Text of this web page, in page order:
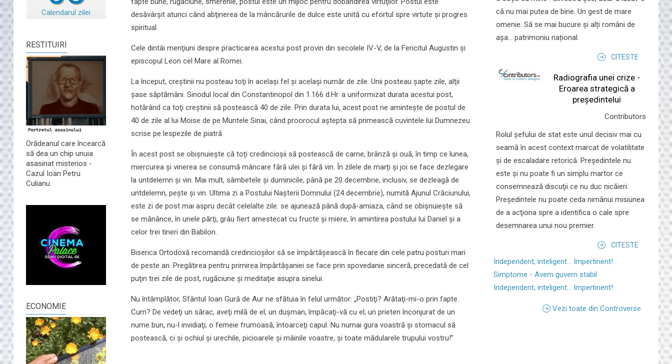
Calendarul zilei
RESTITUIRI
Orădeanul care încearcă
să dea un chip unuia
asasinat misterios -
Cazul Ioan Petru
Culianu
ECONOMIE
desăvârşit atunci când abţinerea de la mâncărurile de dulce este unită cu efortul spre virtute şi progres
spiritual.
Cele dintâi menţiuni despre practicarea acestui post provin din secolele IV-V, de la Fericitul Augustin şi
episcopul Leon cel Mare al Romei.
La început, creştinii nu posteau toţi în acelaşi fel şi acelaşi număr de zile. Unii posteau şapte zile, alţii
şase săptămâni. Sinodul local din Constantinopol din 1.166 d.Hr. a uniformizat durata acestui post,
hotărând ca toţi creştinii să postească 40 de zile. Prin durata lui, acest post ne aminteşte de postul de
40 de zile al lui Moise de pe Muntele Sinai, când proorocul aştepta să primească cuvintele lui Dumnezeu
scrise pe lespezile de piatră.
În acest post se obișnuiește că toți credincioșii să postească de carne, brânză și ouă, în timp ce lunea,
miercurea și vinerea se consumă mâncare fără ulei și fără vin. În zilele de marți și joi se face dezlegare
la untdelemn și vin. Mai mult, sâmbetele și duminicile, până pe 20 decembrie, inclusiv, se dezleagă de
untdelemn, pește și vin. Ultima zi a Postului Naşterii Domnului (24 decembrie), numită Ajunul Crăciunului,
este zi de post mai aspru decât celelalte zile: se ajunează până după-amiaza, când se obişnuieşte să
se mănânce, în unele părţi, grâu fiert amestecat cu fructe şi miere, în amintirea postului lui Daniel şi a
celor trei tineri din Babilon.
Biserica Ortodoxă recomandă credincioşilor să se împărtăşească în fiecare din cele patru posturi mari
de peste an. Pregătirea pentru primirea împărtăşaniei se face prin spovedanie sinceră, precedată de cel
puţin trei zile de post, rugăciune şi meditaţie asupra sinelui.
Nu întâmplător, Sfântul Ioan Gură de Aur ne sfătuia în felul următor: „Postiţi? Arătaţi-mi-o prin fapte.
Cum? De vedeţi un sărac, aveţi milă de el; un duşman, împăcaţi-vă cu el; un prieten înconjurat de un
nume bun, nu-l invidiaţi; o femeie frumoasă, întoarceţi capul. Nu numai gura voastră şi stomacul să
postească, ci şi ochiul şi urechile, picioarele şi mâinile voastre, şi toate mădularele trupului vostru!”
că nu mai putea de bine. Un gest de mare
omenie. Să se mai bucure și alți români de
așa... patrimoniu național.
CITESTE
Radiografia unei crize -
Eroarea strategică a
președintelui
Contributors
Rolul şefului de stat este unul decisiv mai cu
seamă în acest context marcat de volatilitate
şi de escaladare retorică. Preşedintele nu
este şi nu poate fi un simplu martor ce
consemnează discuţii ce nu duc nicăieri.
Preşedintele nu poate ceda nimănui misiunea
de a acţiona spre a identifica o cale spre
desemnarea unui nou premier.
CITESTE
Independent, inteligent... Impertinent!
Simptome - Avem guvern stabil
Independent, inteligent... Impertinent!
Vezi toate din Controverse